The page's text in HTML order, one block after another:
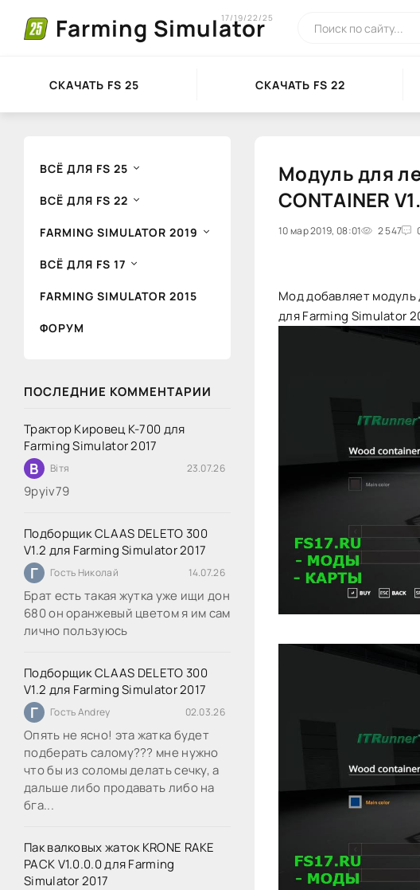
Farming Simulator
17/19/22/25
СКАЧАТЬ FS 25 СКАЧАТЬ FS 22
ВСЁ ДЛЯ FS 25
ВСЁ ДЛЯ FS 22
FARMING SIMULATOR 2019
ВСЁ ДЛЯ FS 17
FARMING SIMULATOR 2015
ФОРУМ
ПОСЛЕДНИЕ КОММЕНТАРИИ
Трактор Кировец К-700 для
Farming Simulator 2017
В Вітя 23.07.26
9руіv79
Подборщик CLAAS DELETO 300
V1.2 для Farming Simulator 2017
Г Гость Николай 14.07.26
Брат есть такая жутка уже ищи дон
680 он оранжевый цветом я им сам
лично пользуюсь
Подборщик CLAAS DELETO 300
V1.2 для Farming Simulator 2017
Г Гость Andrey 02.03.26
Опять не ясно! эта жатка будет
подберать салому??? мне нужно
что бы из соломы делать сечку, а
дальше либо продавать либо на
бга...
Пак валковых жаток KRONE RAKE
PACK V1.0.0.0 для Farming
Simulator 2017
Модуль для
CONTAINER
10 мар 2019, 08:01 2 547
1 2 3 4 5
Мод добавляет модуль
для Farming Simulator